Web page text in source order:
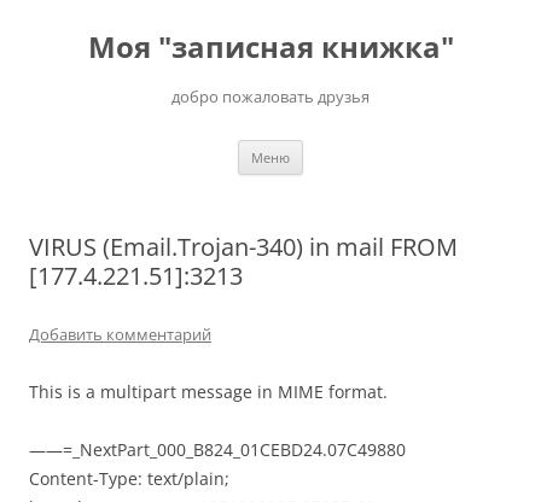
содержимомуМоя "записная книжка"
добро пожаловать друзья
Меню
VIRUS (Email.Trojan-340) in mail FROM
[177.4.221.51]:3213
Добавить комментарий
This is a multipart message in MIME format.
——=_NextPart_000_B824_01CEBD24.07C49880
Content-Type: text/plain;